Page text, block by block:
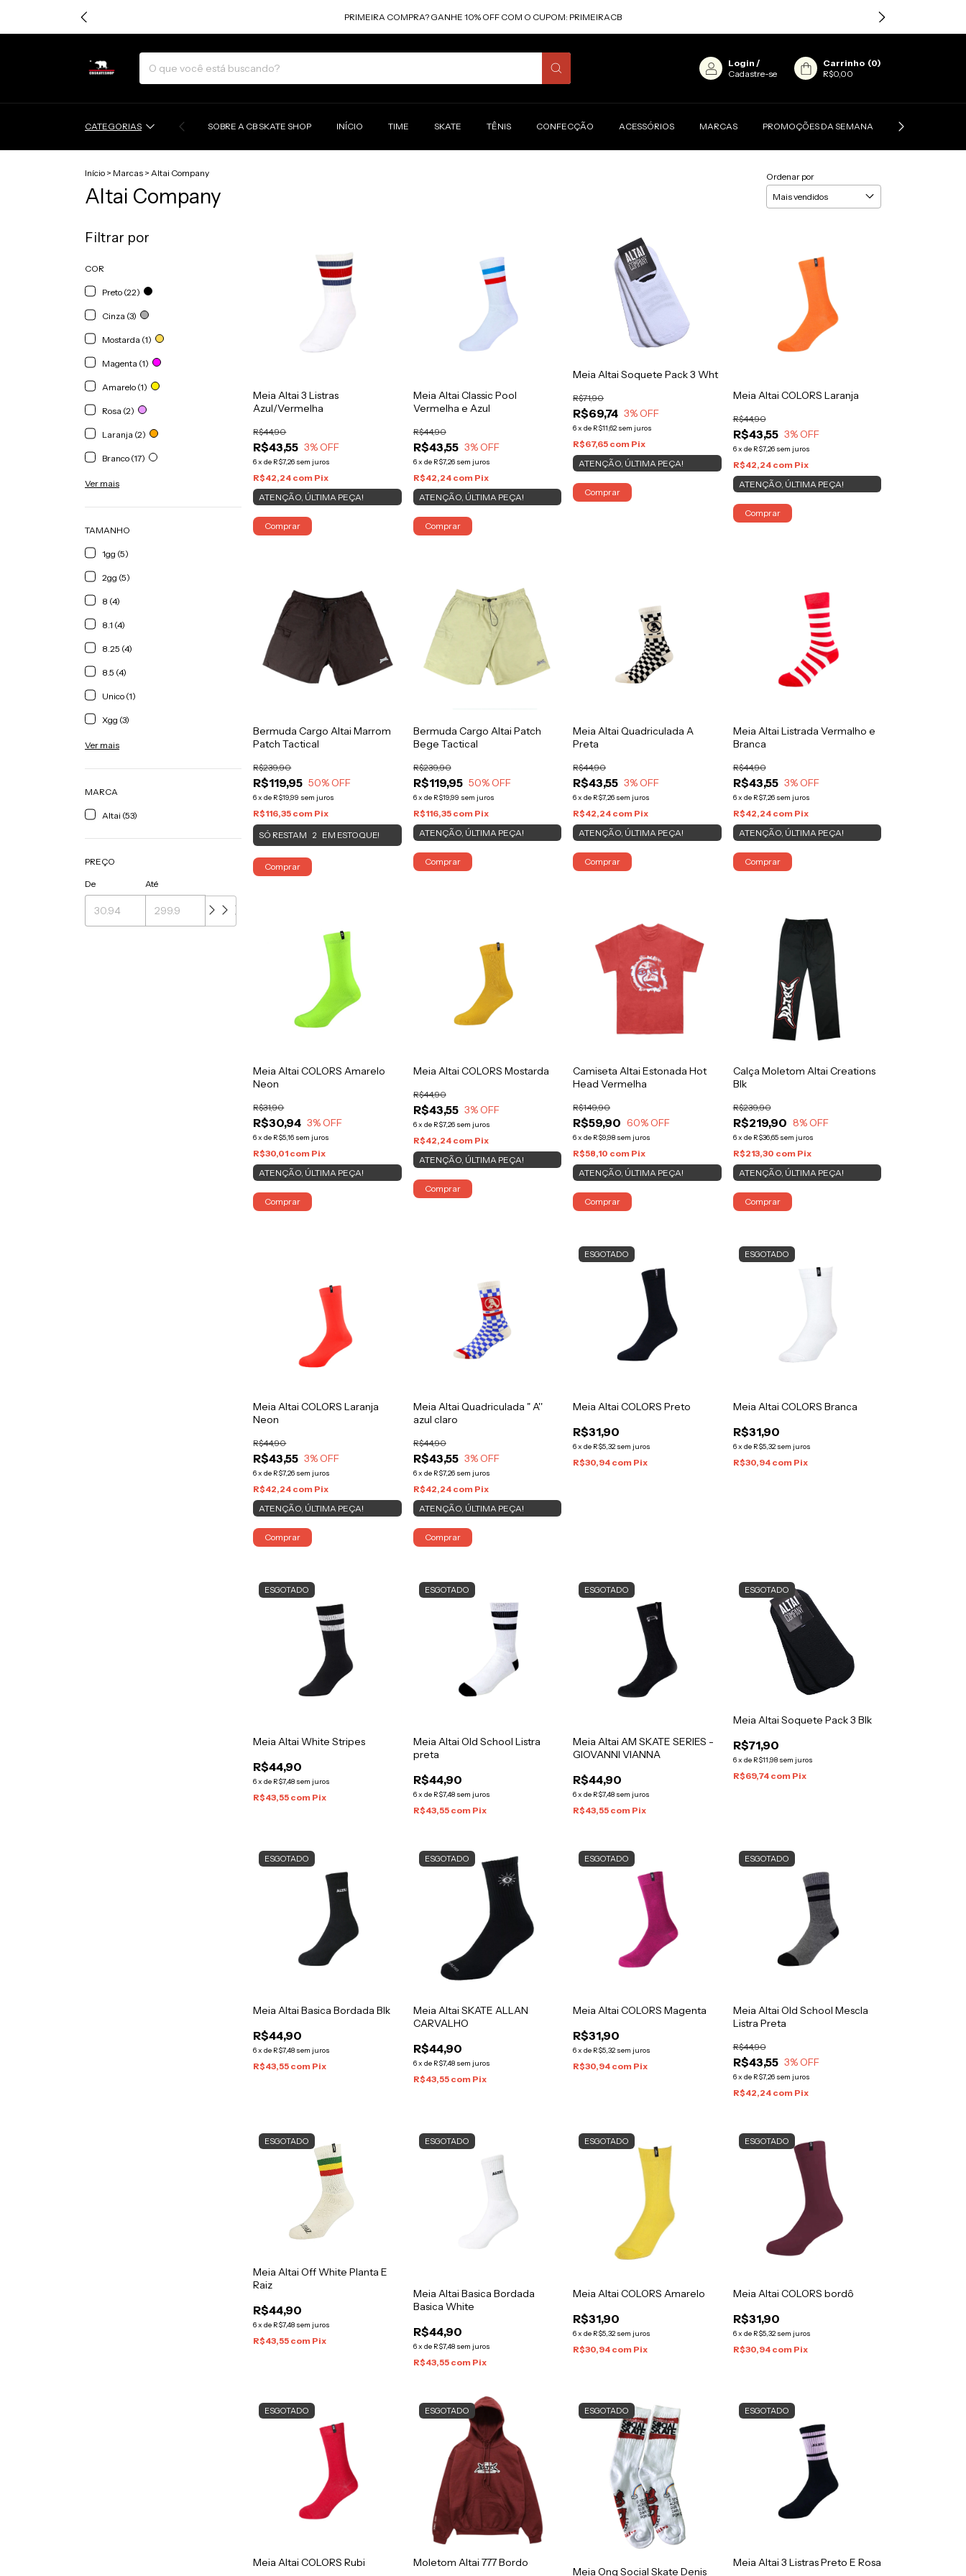
PRIMEIRA COMPRA? GANHE 10% OFF COM O CUPOM: PRIMEIRACB
Login /
Cadastre-se
Carrinho (0)
R$0,00
CATEGORIAS SOBRE A CB SKATE SHOP INÍCIO TIME SKATE TÊNIS CONFECÇÃO ACESSÓRIOS MARCAS PROMOÇÕES DA SEMANA CONTATO
Início > Marcas > Altai Company
Altai Company
Ordenar por
Filtrar por
COR
Preto (22)
Cinza (3)
Mostarda (1)
Magenta (1)
Amarelo (1)
Rosa (2)
Laranja (2)
Branco (17)
Ver mais
TAMANHO
1gg (5)
2gg (5)
8 (4)
8.1 (4)
8.25 (4)
8.5 (4)
Unico (1)
Xgg (3)
Ver mais
MARCA
Altai (53)
PREÇO
De Até
Meia Altai 3 Listras
Azul/Vermelha
R$43,55
R$44,90
3% OFF
6xde R$7,26 sem juros
R$42,24 com Pix
ATENÇÃO, ÚLTIMA PEÇA!
Comprar
Meia Altai Classic Pool
Vermelha e Azul
R$43,55
R$44,90
3% OFF
6x de R$7,26 sem juros
R$42,24 com Pix
ATENÇÃO, ÚLTIMA PEÇA!
Comprar
Meia Altai Soquete Pack 3 Wht
R$69,74
R$71,90
3% OFF
6xde R$11,62 sem juros
R$67,65 com Pix
ATENÇÃO, ÚLTIMA PEÇA!
Comprar
Meia Altai COLORS Laranja
R$43,55
R$44,90
3% OFF
6x de R$7,26 sem juros
R$42,24 com Pix
ATENÇÃO, ÚLTIMA PEÇA!
Comprar
Bermuda Cargo Altai Marrom
Patch Tactical
R$119,95
R$239,90
50% OFF
6xde R$19,99 sem juros
R$116,35 com Pix
SÓ RESTAM 2 EM ESTOQUE!
Comprar
Bermuda Cargo Altai Patch
Bege Tactical
R$119,95
R$239,90
50% OFF
6x de R$19,99 sem juros
R$116,35 com Pix
ATENÇÃO, ÚLTIMA PEÇA!
Comprar
Meia Altai Quadriculada A
Preta
R$43,55
R$44,90
3% OFF
6xde R$7,26 sem juros
R$42,24 com Pix
ATENÇÃO, ÚLTIMA PEÇA!
Comprar
Meia Altai Listrada Vermalho e
Branca
R$43,55
R$44,90
3% OFF
6x de R$7,26 sem juros
R$42,24 com Pix
ATENÇÃO, ÚLTIMA PEÇA!
Comprar
Meia Altai COLORS Amarelo
Neon
R$30,94
R$31,90
3% OFF
6xde R$5,16 sem juros
R$30,01 com Pix
ATENÇÃO, ÚLTIMA PEÇA!
Comprar
Meia Altai COLORS Mostarda
R$43,55
R$44,90
3% OFF
6x de R$7,26 sem juros
R$42,24 com Pix
ATENÇÃO, ÚLTIMA PEÇA!
Comprar
Camiseta Altai Estonada Hot
Head Vermelha
R$59,90
R$149,90
60% OFF
6xde R$9,98 sem juros
R$58,10 com Pix
ATENÇÃO, ÚLTIMA PEÇA!
Comprar
Calça Moletom Altai Creations
Blk
R$219,90
R$239,90
8% OFF
6x de R$36,65 sem juros
R$213,30 com Pix
ATENÇÃO, ÚLTIMA PEÇA!
Comprar
Meia Altai COLORS Laranja
Neon
R$43,55
R$44,90
3% OFF
6xde R$7,26 sem juros
R$42,24 com Pix
ATENÇÃO, ÚLTIMA PEÇA!
Comprar
Meia Altai Quadriculada " A''
azul claro
R$43,55
R$44,90
3% OFF
6x de R$7,26 sem juros
R$42,24 com Pix
ATENÇÃO, ÚLTIMA PEÇA!
Comprar
ESGOTADO
Meia Altai COLORS Preto
R$31,90
6xde R$5,32 sem juros
R$30,94 com Pix
ESGOTADO
Meia Altai COLORS Branca
R$31,90
6x de R$5,32 sem juros
R$30,94 com Pix
ESGOTADO
Meia Altai White Stripes
R$44,90
6xde R$7,48 sem juros
R$43,55 com Pix
ESGOTADO
Meia Altai Old School Listra
preta
R$44,90
6x de R$7,48 sem juros
R$43,55 com Pix
ESGOTADO
Meia Altai AM SKATE SERIES -
GIOVANNI VIANNA
R$44,90
6xde R$7,48 sem juros
R$43,55 com Pix
ESGOTADO
Meia Altai Soquete Pack 3 Blk
R$71,90
6x de R$11,98 sem juros
R$69,74 com Pix
ESGOTADO
Meia Altai Basica Bordada Blk
R$44,90
6xde R$7,48 sem juros
R$43,55 com Pix
ESGOTADO
Meia Altai SKATE ALLAN
CARVALHO
R$44,90
6x de R$7,48 sem juros
R$43,55 com Pix
ESGOTADO
Meia Altai COLORS Magenta
R$31,90
6xde R$5,32 sem juros
R$30,94 com Pix
ESGOTADO
Meia Altai Old School Mescla
Listra Preta
R$43,55
R$44,90
3% OFF
6x de R$7,26 sem juros
R$42,24 com Pix
ESGOTADO
Meia Altai Off White Planta E
Raiz
R$44,90
6xde R$7,48 sem juros
R$43,55 com Pix
ESGOTADO
Meia Altai Basica Bordada
Basica White
R$44,90
6x de R$7,48 sem juros
R$43,55 com Pix
ESGOTADO
Meia Altai COLORS Amarelo
R$31,90
6xde R$5,32 sem juros
R$30,94 com Pix
ESGOTADO
Meia Altai COLORS bordô
R$31,90
6x de R$5,32 sem juros
R$30,94 com Pix
ESGOTADO
Meia Altai COLORS Rubi
ESGOTADO
Moletom Altai 777 Bordo
ESGOTADO
Meia Ong Social Skate Denis
ESGOTADO
Meia Altai 3 Listras Preto E Rosa